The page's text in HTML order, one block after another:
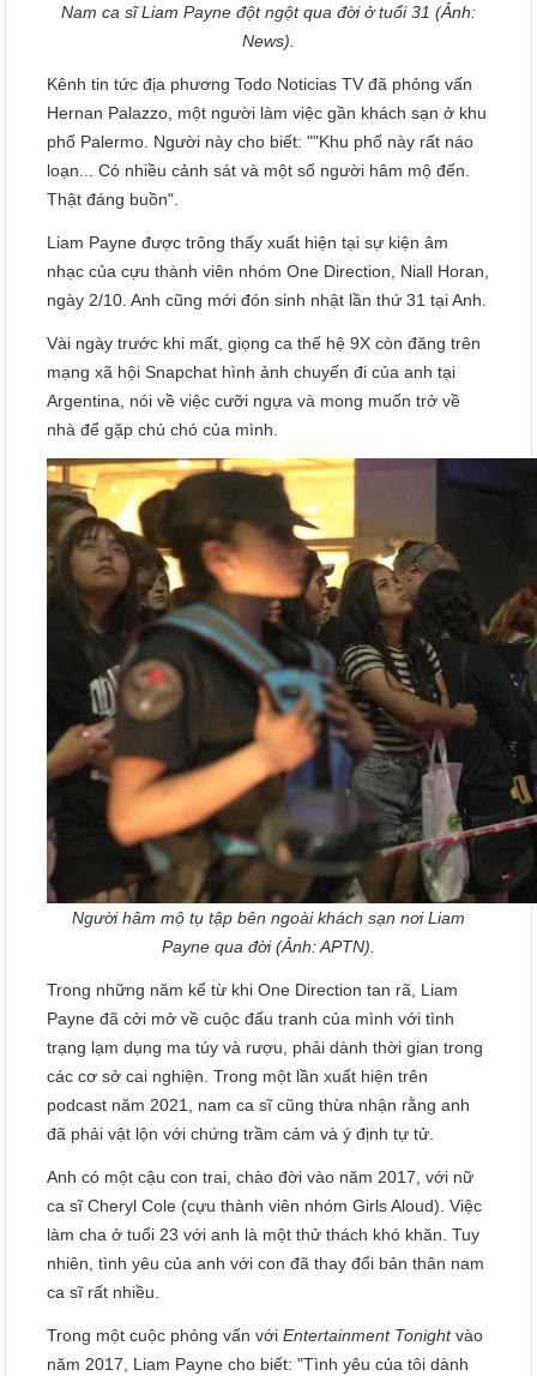
Nam ca sĩ Liam Payne đột ngột qua đời ở tuổi 31 (Ảnh:
News).
Kênh tin tức địa phương Todo Noticias TV đã phỏng vấn
Hernan Palazzo, một người làm việc gần khách sạn ở khu
phố Palermo. Người này cho biết: ""Khu phố này rất náo
loạn... Có nhiều cảnh sát và một số người hâm mộ đến.
Thật đáng buồn".
Liam Payne được trông thấy xuất hiện tại sự kiện âm
nhạc của cựu thành viên nhóm One Direction, Niall Horan,
ngày 2/10. Anh cũng mới đón sinh nhật lần thứ 31 tại Anh.
Vài ngày trước khi mất, giọng ca thế hệ 9X còn đăng trên
mạng xã hội Snapchat hình ảnh chuyến đi của anh tại
Argentina, nói về việc cưỡi ngựa và mong muốn trở về
nhà để gặp chú chó của mình.
Người hâm mộ tụ tập bên ngoài khách sạn nơi Liam
Payne qua đời (Ảnh: APTN).
Trong những năm kể từ khi One Direction tan rã, Liam
Payne đã cởi mở về cuộc đấu tranh của mình với tình
trạng lạm dụng ma túy và rượu, phải dành thời gian trong
các cơ sở cai nghiện. Trong một lần xuất hiện trên
podcast năm 2021, nam ca sĩ cũng thừa nhận rằng anh
đã phải vật lộn với chứng trầm cảm và ý định tự tử.
Anh có một cậu con trai, chào đời vào năm 2017, với nữ
ca sĩ Cheryl Cole (cựu thành viên nhóm Girls Aloud). Việc
làm cha ở tuổi 23 với anh là một thử thách khó khăn. Tuy
nhiên, tình yêu của anh với con đã thay đổi bản thân nam
ca sĩ rất nhiều.
Trong một cuộc phỏng vấn vớiEntertainment Tonightvào
năm 2017, Liam Payne cho biết: "Tình yêu của tôi dành